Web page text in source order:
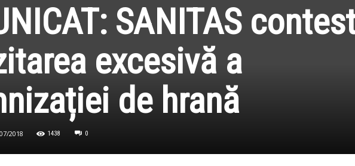
SANITAS
excesivă a
de hrană
2018 1438 0